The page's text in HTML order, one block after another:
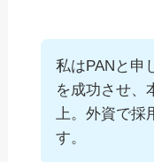
私はPANと申
を成功させ、
上。外資で採
す。